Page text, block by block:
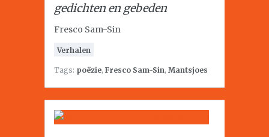
gedichten en gebeden
Fresco Sam-Sin
Verhalen
Tags: poëzie, Fresco Sam-Sin, Mantsjoes